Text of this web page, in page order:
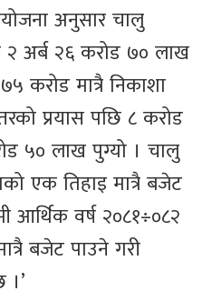
अनुसार चालु
अर्ब २६ करोड ७० लाख
करोड मात्रै निकाशा
प्रयास पछि ८ करोड
५० लाख पुग्यो । चालु
एक तिहाइ मात्रै बजेट
वर्ष २०८१÷०८२
बजेट पाउने गरी